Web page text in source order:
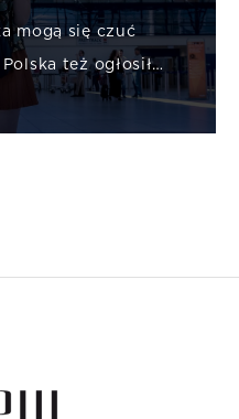
mogą się czuć
też ogłosił